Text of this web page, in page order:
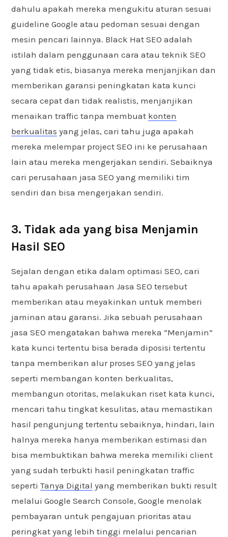
dahulu apakah mereka mengukitu aturan sesuai
guideline Google atau pedoman sesuai dengan
mesin pencari lainnya. Black Hat SEO adalah
istilah dalam penggunaan cara atau teknik SEO
yang tidak etis, biasanya mereka menjanjikan dan
memberikan garansi peningkatan kata kunci
secara cepat dan tidak realistis, menjanjikan
menaikan traffic tanpa membuat konten
berkualitas yang jelas, cari tahu juga apakah
mereka melempar project SEO ini ke perusahaan
lain atau mereka mengerjakan sendiri. Sebaiknya
cari perusahaan jasa SEO yang memiliki tim
sendiri dan bisa mengerjakan sendiri.
3. Tidak ada yang bisa Menjamin
Hasil SEO
Sejalan dengan etika dalam optimasi SEO, cari
tahu apakah perusahaan Jasa SEO tersebut
memberikan atau meyakinkan untuk memberi
jaminan atau garansi. Jika sebuah perusahaan
jasa SEO mengatakan bahwa mereka “Menjamin”
kata kunci tertentu bisa berada diposisi tertentu
tanpa memberikan alur proses SEO yang jelas
seperti membangan konten berkualitas,
membangun otoritas, melakukan riset kata kunci,
mencari tahu tingkat kesulitas, atau memastikan
hasil pengunjung tertentu sebaiknya, hindari, lain
halnya mereka hanya memberikan estimasi dan
bisa membuktikan bahwa mereka memiliki client
yang sudah terbukti hasil peningkatan traffic
seperti Tanya Digital yang memberikan bukti result
melalui Google Search Console, Google menolak
pembayaran untuk pengajuan prioritas atau
peringkat yang lebih tinggi melalui pencarian